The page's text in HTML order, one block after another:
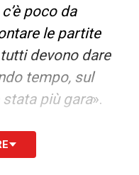
poco da
le partite
devono dare
tempo, sul
stata più gara».
– «
partita. Tutti